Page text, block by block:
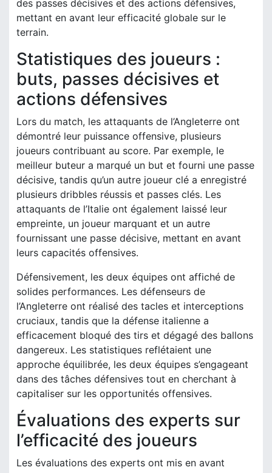
des passes décisives et des actions défensives,
mettant en avant leur efficacité globale sur le
terrain.
Statistiques des joueurs :
buts, passes décisives et
actions défensives
Lors du match, les attaquants de l’Angleterre ont
démontré leur puissance offensive, plusieurs
joueurs contribuant au score. Par exemple, le
meilleur buteur a marqué un but et fourni une passe
décisive, tandis qu’un autre joueur clé a enregistré
plusieurs dribbles réussis et passes clés. Les
attaquants de l’Italie ont également laissé leur
empreinte, un joueur marquant et un autre
fournissant une passe décisive, mettant en avant
leurs capacités offensives.
Défensivement, les deux équipes ont affiché de
solides performances. Les défenseurs de
l’Angleterre ont réalisé des tacles et interceptions
cruciaux, tandis que la défense italienne a
efficacement bloqué des tirs et dégagé des ballons
dangereux. Les statistiques reflétaient une
approche équilibrée, les deux équipes s’engageant
dans des tâches défensives tout en cherchant à
capitaliser sur les opportunités offensives.
Évaluations des experts sur
l’efficacité des joueurs
Les évaluations des experts ont mis en avant